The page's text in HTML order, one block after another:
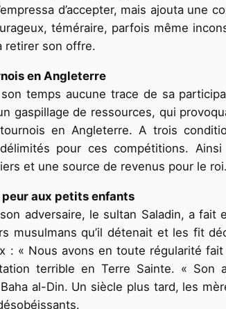
d’accepter, mais ajouta
téméraire, parfois même
retirer son offre.
en Angleterre
temps aucune trace de sa
gaspillage de ressources, qui
en Angleterre. A trois
pour ces compétitions.
et une source de revenus pour le roi.
aux petits enfants
adversaire, le sultan Saladin, a
musulmans qu’il détenait et les fit
: « Nous avons en toute régularité
terrible en Terre Sainte. « Son
al-Din. Un siècle plus tard, les